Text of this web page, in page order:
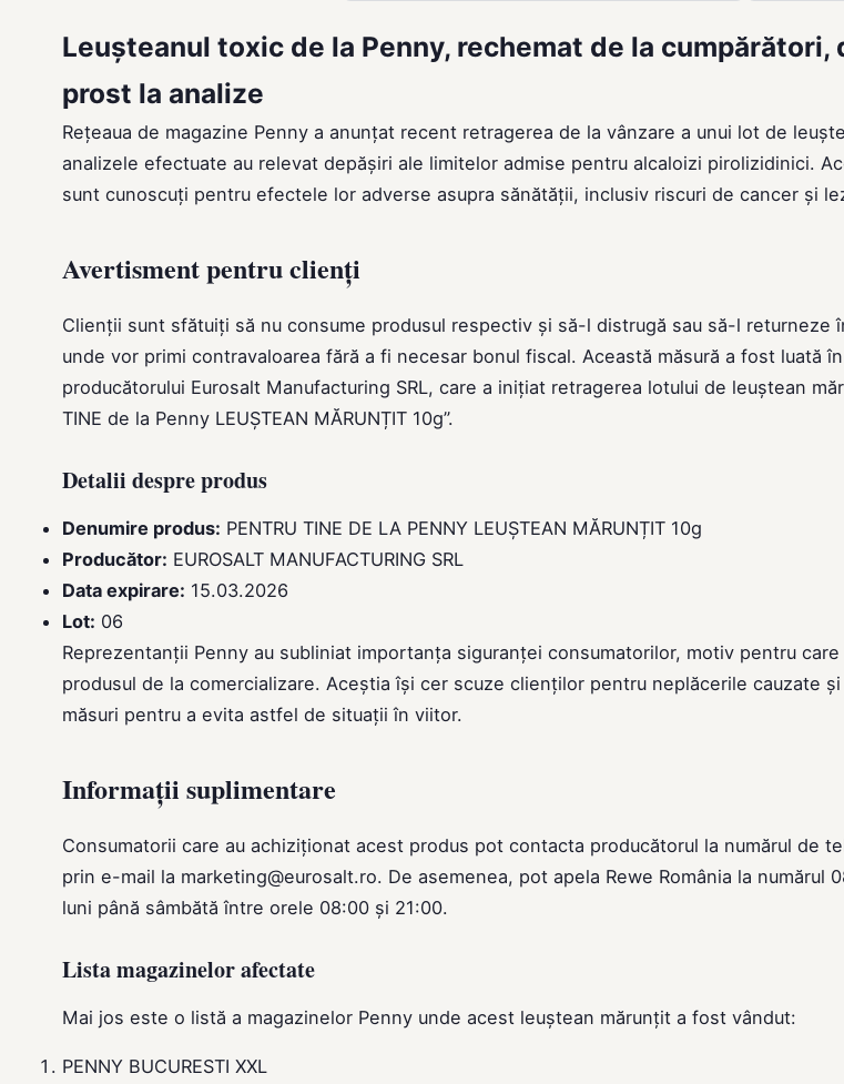
Leușteanul toxic de la Penny, rechemat de la cumpărători,
prost la analize
Rețeaua de magazine Penny a anunțat recent retragerea de la vânzare a unui lot de
analizele efectuate au relevat depășiri ale limitelor admise pentru alcaloizi pirolizidinici.
sunt cunoscuți pentru efectele lor adverse asupra sănătății, inclusiv riscuri de cancer și
Avertisment pentru clienți
Clienții sunt sfătuiți să nu consume produsul respectiv și să-l distrugă sau să-l returneze
unde vor primi contravaloarea fără a fi necesar bonul fiscal. Această măsură a fost luată
producătorului Eurosalt Manufacturing SRL, care a inițiat retragerea lotului de leuștean
TINE de la Penny LEUȘTEAN MĂRUNȚIT 10g”.
Detalii despre produs
Denumire produs: PENTRU TINE DE LA PENNY LEUȘTEAN MĂRUNȚIT 10g
Producător: EUROSALT MANUFACTURING SRL
Data expirare: 15.03.2026
Lot: 06
Reprezentanții Penny au subliniat importanța siguranței consumatorilor, motiv pentru
produsul de la comercializare. Aceștia își cer scuze clienților pentru neplăcerile cauzate
măsuri pentru a evita astfel de situații în viitor.
Informații suplimentare
Consumatorii care au achiziționat acest produs pot contacta producătorul la numărul de
prin e-mail la marketing@eurosalt.ro. De asemenea, pot apela Rewe România la numărul
luni până sâmbătă între orele 08:00 și 21:00.
Lista magazinelor afectate
Mai jos este o listă a magazinelor Penny unde acest leuștean mărunțit a fost vândut:
PENNY BUCURESTI XXL